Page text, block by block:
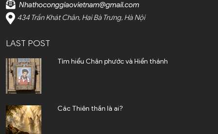
Cần Thơ (2)
Đắk Lắk (4)
Đắk Nông (2)
Đồng Nai (23)
Nhathoconggiaovietnam@gmail.com
434 Trần Khát Chân, Hai Bà Trưng, Hà Nội
LAST POST
Tìm hiểu Chân phước và Hiển thánh
Các Thiên thần là ai?